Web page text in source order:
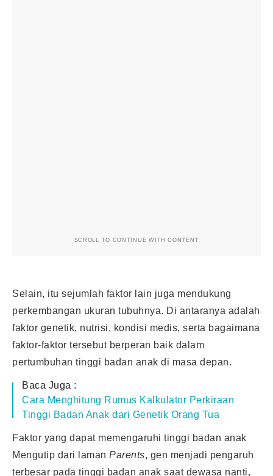
SCROLL TO CONTINUE WITH CONTENT
Selain, itu sejumlah faktor lain juga mendukung
perkembangan ukuran tubuhnya. Di antaranya adalah
faktor genetik, nutrisi, kondisi medis, serta bagaimana
faktor-faktor tersebut berperan baik dalam
pertumbuhan tinggi badan anak di masa depan.
Baca Juga :
Cara Menghitung Rumus Kalkulator Perkiraan
Tinggi Badan Anak dari Genetik Orang Tua
Faktor yang dapat memengaruhi tinggi badan anak
Mengutip dari laman Parents, gen menjadi pengaruh
terbesar pada tinggi badan anak saat dewasa nanti,